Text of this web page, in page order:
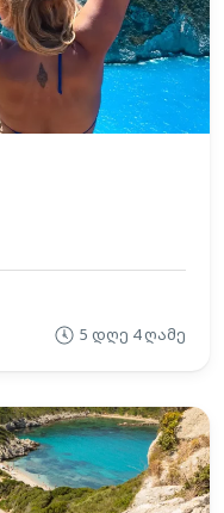
5 დღე 4 ღამე